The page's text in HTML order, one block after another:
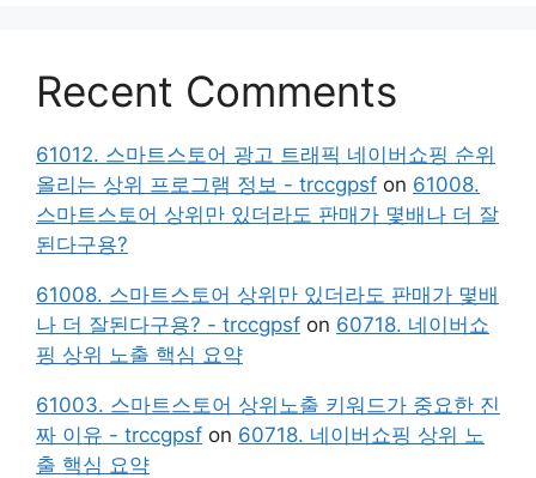
Recent Comments
61012. 스마트스토어 광고 트래픽 네이버쇼핑 순위
올리는 상위 프로그램 정보 - trccgpsf on 61008.
스마트스토어 상위만 있더라도 판매가 몇배나 더 잘
된다구용?
61008. 스마트스토어 상위만 있더라도 판매가 몇배
나 더 잘된다구용? - trccgpsf on 60718. 네이버쇼
핑 상위 노출 핵심 요약
61003. 스마트스토어 상위노출 키워드가 중요한 진
짜 이유 - trccgpsf on 60718. 네이버쇼핑 상위 노
출 핵심 요약